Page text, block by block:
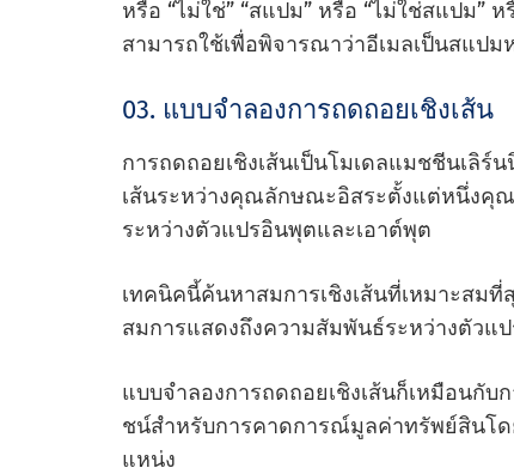
หรือ “ไม่ใช่” “สแปม” หรือ “ไม่ใช่สแปม”
สามารถใช้เพื่อพิจารณาว่าอีเมลเป็นสแป
03. แบบจําลองการถดถอยเชิงเส้น
การถดถอยเชิงเส้นเป็นโมเดลแมชชีนเลิร์
เส้นระหว่างคุณลักษณะอิสระตั้งแต่หนึ่ง
ระหว่างตัวแปรอินพุตและเอาต์พุต
เทคนิคนี้ค้นหาสมการเชิงเส้นที่เหมาะสม
สมการแสดงถึงความสัมพันธ์ระหว่างตัวแ
แบบจําลองการถดถอยเชิงเส้นก็เหมือนกั
ชน์สําหรับการคาดการณ์มูลค่าทรัพย์สินโ
แหน่ง